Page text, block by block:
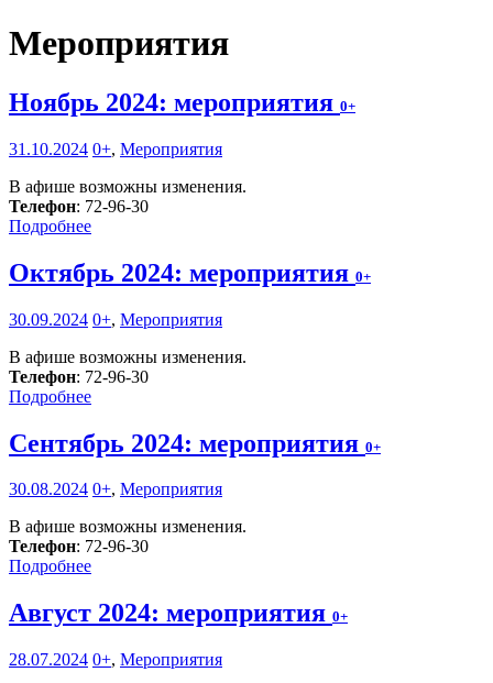
Мероприятия
Ноябрь 2024: мероприятия 0+
31.10.2024 0+, Мероприятия
В афише возможны изменения.
Телефон: 72-96-30
Подробнее
Октябрь 2024: мероприятия 0+
30.09.2024 0+, Мероприятия
В афише возможны изменения.
Телефон: 72-96-30
Подробнее
Сентябрь 2024: мероприятия 0+
30.08.2024 0+, Мероприятия
В афише возможны изменения.
Телефон: 72-96-30
Подробнее
Август 2024: мероприятия 0+
28.07.2024 0+, Мероприятия